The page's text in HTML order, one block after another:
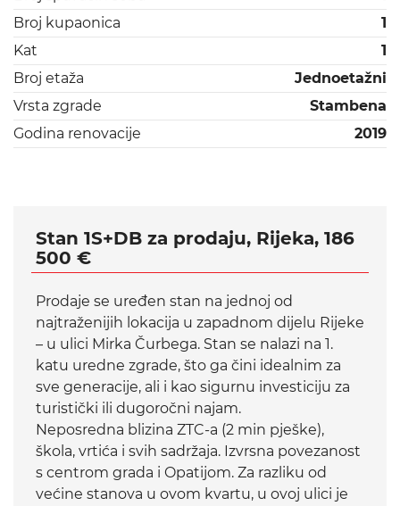
Broj kupaonica
1
Kat
1
Broj etaža
Jednoetažni
Vrsta zgrade
Stambena
Godina renovacije
2019
Stan 1S+DB za prodaju, Rijeka, 186
500 €
Prodaje se uređen stan na jednoj od
najtraženijih lokacija u zapadnom dijelu Rijeke
– u ulici Mirka Čurbega. Stan se nalazi na 1.
katu uredne zgrade, što ga čini idealnim za
sve generacije, ali i kao sigurnu investiciju za
turistički ili dugoročni najam.
Neposredna blizina ZTC-a (2 min pješke),
škola, vrtića i svih sadržaja. Izvrsna povezanost
s centrom grada i Opatijom. Za razliku od
većine stanova u ovom kvartu, u ovoj ulici je